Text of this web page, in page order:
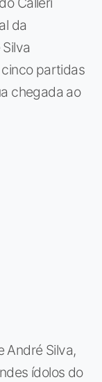
da
partidas
chegada ao
André Silva,
ídolos do